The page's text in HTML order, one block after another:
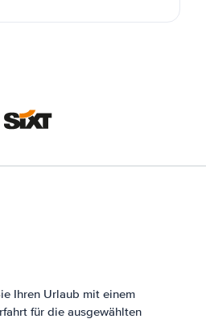
Ihren Urlaub mit einem
für die ausgewählten